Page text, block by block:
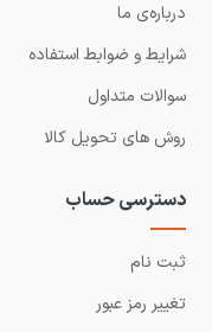
درباره‌ی ما
شرایط و ضوابط استفاده
سوالات متداول
روش های تحویل کالا
دسترسی حساب
ثبت نام
تغییر رمز عبور